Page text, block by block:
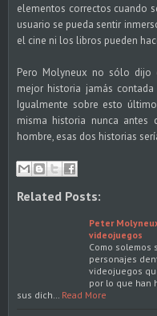
elementos correctos cuando
usuario se pueda sentir
el cine ni los libros pueden
Pero Molyneux no sólo dijo
mejor historia jamás
Igualmente sobre esto
misma historia nunca
hombre, esas dos historias
Related Posts:
Peter
videojuegos
Como solemos
personajes
videojuegos
por lo que han
sus dich…
Read More